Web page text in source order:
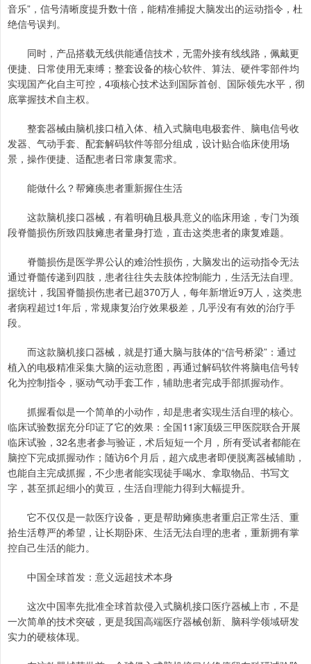
音乐”，信号清晰度提升数十倍，能精准捕捉大脑发出的运动指令，杜
绝信号误判。
同时，产品搭载无线供能通信技术，无需外接有线线路，佩戴更
便捷、日常使用无束缚；整套设备的核心软件、算法、硬件零部件均
实现国产化自主可控，4项核心技术达到国际首创、国际领先水平，彻
底掌握技术自主权。
整套器械由脑机接口植入体、植入式脑电电极套件、脑电信号收
发器、气动手套、配套解码软件等部分组成，设计贴合临床使用场
景，操作便捷、适配患者日常康复需求。
能做什么？帮瘫痪患者重新握住生活
这款脑机接口器械，有着明确且极具意义的临床用途，专门为颈
段脊髓损伤所致四肢瘫患者量身打造，直击这类患者的康复难题。
脊髓损伤是医学界公认的难治性损伤，大脑发出的运动指令无法
通过脊髓传递到四肢，患者往往失去肢体控制能力，生活无法自理。
据统计，我国脊髓损伤患者已超370万人，每年新增近9万人，这类患
者病程超过1年后，常规康复治疗效果极差，几乎没有有效的治疗手
段。
而这款脑机接口器械，就是打通大脑与肢体的“信号桥梁”：通过
植入的电极精准采集大脑的运动意图，再通过解码软件将脑电信号转
化为控制指令，驱动气动手套工作，辅助患者完成手部抓握动作。
抓握看似是一个简单的小动作，却是患者实现生活自理的核心。
临床试验数据充分印证了它的效果：全国11家顶级三甲医院联合开展
临床试验，32名患者参与验证，术后短短一个月，所有受试者都能在
脑控下完成抓握动作；随访6个月后，超六成患者即便脱离器械辅助，
也能自主完成抓握，不少患者能实现徒手喝水、拿取物品、书写文
字，甚至抓起细小的黄豆，生活自理能力得到大幅提升。
它不仅仅是一款医疗设备，更是帮助瘫痪患者重启正常生活、重
拾生活尊严的希望，让长期卧床、生活无法自理的患者，重新拥有掌
控自己生活的能力。
中国全球首发：意义远超技术本身
这次中国率先批准全球首款侵入式脑机接口医疗器械上市，不是
一次简单的技术突破，更是我国高端医疗器械创新、脑科学领域研发
实力的硬核体现。